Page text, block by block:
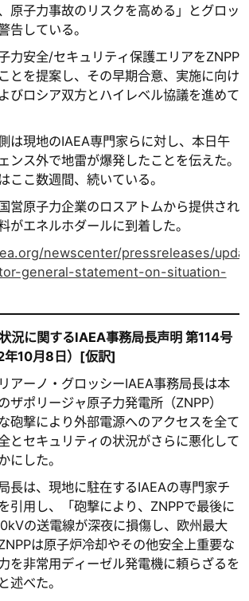
原子力事故のリスクを高める」とグロッ
告している。
力安全/セキュリティ保護エリアをZNPP
とを提案し、その早期合意、実施に向け
びロシア双方とハイレベル協議を進めて
は現地のIAEA専門家らに対し、本日午
ンス外で地雷が爆発したことを伝えた。
ここ数週間、続いている。
営原子力企業のロスアトムから提供され
がエネルホダールに到着した。
newscenter/pressreleases/
general-statement-on-situation-
況に関するIAEA事務局長声明 第114号
年10月8日）[仮訳]
アーノ・グロッシーIAEA事務局長は本
ザポリージャ原子力発電所（ZNPP）
砲撃により外部電源へのアクセスを全て
とセキュリティの状況がさらに悪化して
にした。
長は、現地に駐在するIAEAの専門家チ
引用し、「砲撃により、ZNPPで最後に
の送電線が深夜に損傷し、欧州最大
は原子炉冷却やその他安全上重要な
を非常用ディーゼル発電機に頼らざるを
述べた。